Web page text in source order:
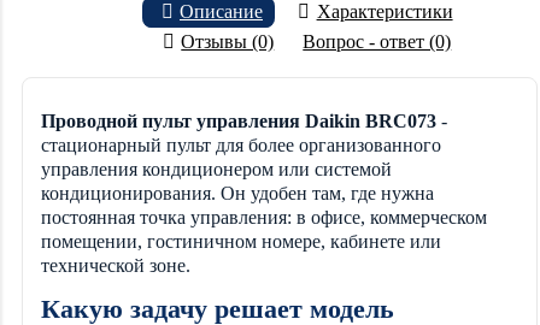
Описание
Характеристики
Отзывы (0)
Вопрос - ответ (0)
Проводной пульт управления Daikin BRC073 -
стационарный пульт для более организованного
управления кондиционером или системой
кондиционирования. Он удобен там, где нужна
постоянная точка управления: в офисе, коммерческом
помещении, гостиничном номере, кабинете или
технической зоне.
Какую задачу решает модель